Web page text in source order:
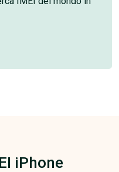
iPhone